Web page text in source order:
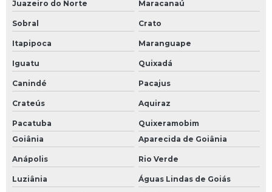
Juazeiro do Norte Maracanaú
Sobral Crato
Itapipoca Maranguape
Iguatu Quixadá
Canindé Pacajus
Crateús Aquiraz
Pacatuba
Quixeramobim
Goiânia
Aparecida de Goiânia
Anápolis Rio Verde
Luziânia Águas Lindas de Goiás